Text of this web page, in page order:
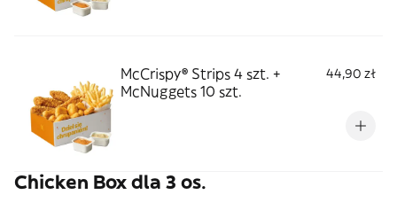
McCrispy® Strips 4 szt. +
McNuggets 10 szt.
44,90 zł
Chicken Box dla 3 os.